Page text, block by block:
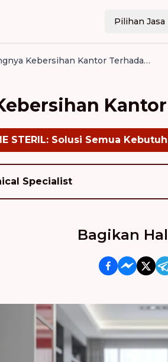
Pilihan Jasa
Pentingnya Kebersihan Kantor Terhadap Citra Perusahaan
STERIL: Solusi Semua
Specialist
Bagikan